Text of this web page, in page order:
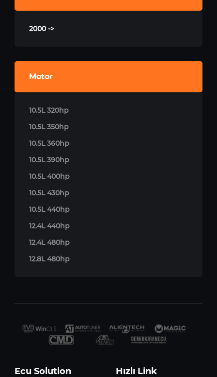
2000 ->
Motor
10.5L 320hp
10.5L 350hp
10.5L 360hp
10.5L 390hp
10.5L 400hp
10.5L 430hp
10.5L 440hp
12.4L 440hp
12.4L 480hp
12.8L 480hp
Ecu Solution Hızlı Link